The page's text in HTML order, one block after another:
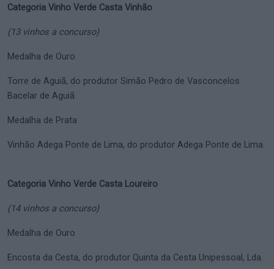
Categoria Vinho Verde Casta Vinhão
(13 vinhos a concurso)
Medalha de Ouro
Torre de Aguiã, do produtor Simão Pedro de Vasconcelos
Bacelar de Aguiã.
Medalha de Prata
Vinhão Adega Ponte de Lima, do produtor Adega Ponte de Lima.
Categoria Vinho Verde Casta Loureiro
(14 vinhos a concurso)
Medalha de Ouro
Encosta da Cesta, do produtor Quinta da Cesta Unipessoal, Lda.